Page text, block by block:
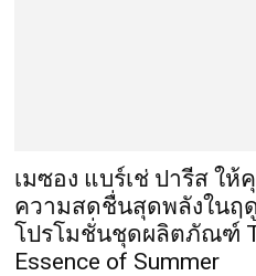
เมซอง แบร์เช่ ปารีส ใ
ความสดชื่นสุดพลังในฤ
โปรโมชั่นชุดผลิตภัณฑ์
Essence of Summer